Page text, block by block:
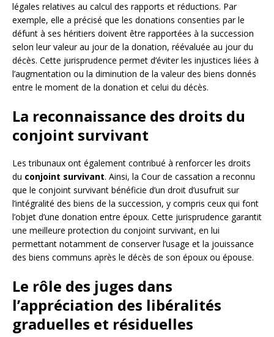
légales relatives au calcul des rapports et réductions. Par
exemple, elle a précisé que les donations consenties par le
défunt à ses héritiers doivent être rapportées à la succession
selon leur valeur au jour de la donation, réévaluée au jour du
décès. Cette jurisprudence permet d’éviter les injustices liées à
l’augmentation ou la diminution de la valeur des biens donnés
entre le moment de la donation et celui du décès.
La reconnaissance des droits du
conjoint survivant
Les tribunaux ont également contribué à renforcer les droits
du conjoint survivant. Ainsi, la Cour de cassation a reconnu
que le conjoint survivant bénéficie d’un droit d’usufruit sur
l’intégralité des biens de la succession, y compris ceux qui font
l’objet d’une donation entre époux. Cette jurisprudence garantit
une meilleure protection du conjoint survivant, en lui
permettant notamment de conserver l’usage et la jouissance
des biens communs après le décès de son époux ou épouse.
Le rôle des juges dans
l’appréciation des libéralités
graduelles et résiduelles